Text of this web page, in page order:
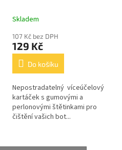
Skladem
107 Kč bez DPH
129 Kč
Do košíku
Nepostradatelný víceúčelový
kartáček s gumovými a
perlonovými štětinkami pro
čištění vašich bot...